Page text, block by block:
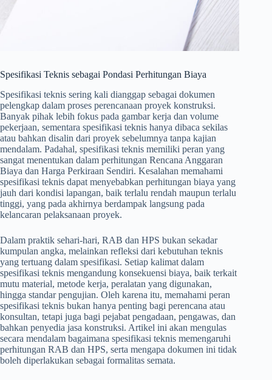
Spesifikasi Teknis sebagai Pondasi Perhitungan Biaya
Spesifikasi teknis sering kali dianggap sebagai dokumen
pelengkap dalam proses perencanaan proyek konstruksi.
Banyak pihak lebih fokus pada gambar kerja dan volume
pekerjaan, sementara spesifikasi teknis hanya dibaca sekilas
atau bahkan disalin dari proyek sebelumnya tanpa kajian
mendalam. Padahal, spesifikasi teknis memiliki peran yang
sangat menentukan dalam perhitungan Rencana Anggaran
Biaya dan Harga Perkiraan Sendiri. Kesalahan memahami
spesifikasi teknis dapat menyebabkan perhitungan biaya yang
jauh dari kondisi lapangan, baik terlalu rendah maupun terlalu
tinggi, yang pada akhirnya berdampak langsung pada
kelancaran pelaksanaan proyek.
Dalam praktik sehari-hari, RAB dan HPS bukan sekadar
kumpulan angka, melainkan refleksi dari kebutuhan teknis
yang tertuang dalam spesifikasi. Setiap kalimat dalam
spesifikasi teknis mengandung konsekuensi biaya, baik terkait
mutu material, metode kerja, peralatan yang digunakan,
hingga standar pengujian. Oleh karena itu, memahami peran
spesifikasi teknis bukan hanya penting bagi perencana atau
konsultan, tetapi juga bagi pejabat pengadaan, pengawas, dan
bahkan penyedia jasa konstruksi. Artikel ini akan mengulas
secara mendalam bagaimana spesifikasi teknis memengaruhi
perhitungan RAB dan HPS, serta mengapa dokumen ini tidak
boleh diperlakukan sebagai formalitas semata.